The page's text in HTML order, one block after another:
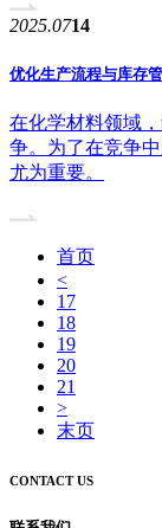
2025.0714
优化生产流程与库存
在化学材料领域
争。为了在竞争
尤为重要。
首页
<
17
18
19
20
21
>
末页
CONTACT US